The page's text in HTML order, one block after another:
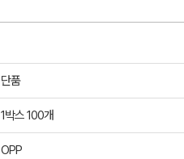
단품
1박스 100개
OPP